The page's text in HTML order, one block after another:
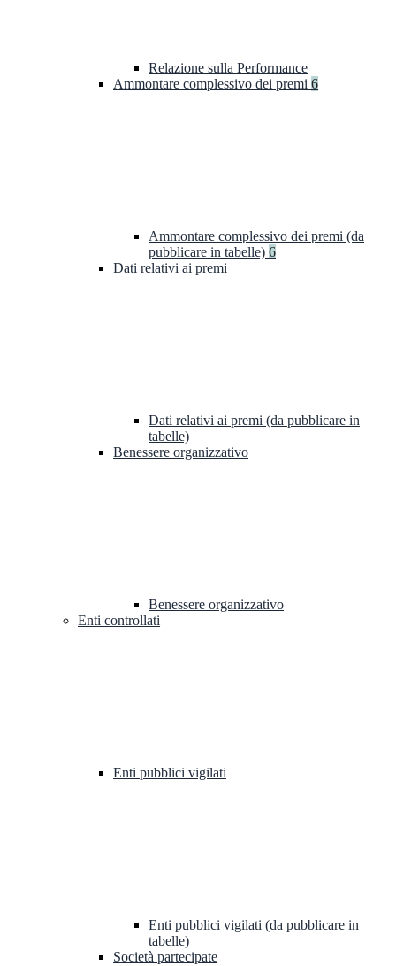
Relazione sulla Performance
Ammontare complessivo dei premi 6
Ammontare complessivo dei premi (da
pubblicare in tabelle) 6
Dati relativi ai premi
Dati relativi ai premi (da pubblicare in
tabelle)
Benessere organizzativo
Benessere organizzativo
Enti controllati
Enti pubblici vigilati
Enti pubblici vigilati (da pubblicare in
tabelle)
Società partecipate